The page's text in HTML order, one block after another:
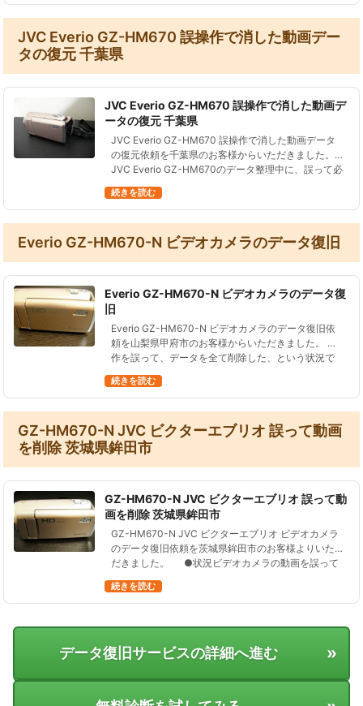
JVC Everio GZ-HM670 誤操作で消した動画デー
タの復元 千葉県
JVC Everio GZ-HM670 誤操作で消した動画デ
ータの復元 千葉県
JVC Everio GZ-HM670 誤操作で消した動画データ
の復元依頼を千葉県のお客様からいただきました。
JVC Everio GZ-HM670のデータ整理中に、誤って必
続きを読む
Everio GZ-HM670-N ビデオカメラのデータ復旧
Everio GZ-HM670-N ビデオカメラのデータ復
旧
Everio GZ-HM670-N ビデオカメラのデータ復旧依
頼を山梨県甲府市のお客様からいただきました。 操
作を誤って、データを全て削除した、という状況で
り…
続きを読む
GZ-HM670-N JVC ビクターエブリオ 誤って動画
を削除 茨城県鉾田市
GZ-HM670-N JVC ビクターエブリオ 誤って動
画を削除 茨城県鉾田市
GZ-HM670-N JVC ビクターエブリオ ビデオカメラ
のデータ復旧依頼を茨城県鉾田市のお客様よりいた
だきました。 ●状況ビデオカメラの動画を誤って
元…
続きを読む
データ復旧サービスの詳細へ進む »